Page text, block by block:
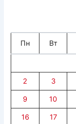
Пн Вт
2 3
9 10
16 17